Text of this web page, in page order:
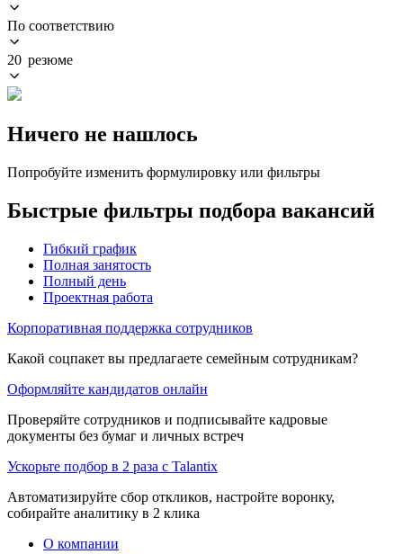
По соответствию
20 резюме
Ничего не нашлось
Попробуйте изменить формулировку или фильтры
Быстрые фильтры подбора вакансий
Гибкий график
Полная занятость
Полный день
Проектная работа
Корпоративная поддержка сотрудников
Какой соцпакет вы предлагаете семейным сотрудникам?
Оформляйте кандидатов онлайн
Проверяйте сотрудников и подписывайте кадровые
документы без бумаг и личных встреч
Ускорьте подбор в 2 раза с Talantix
Автоматизируйте сбор откликов, настройте воронку,
собирайте аналитику в 2 клика
О компании